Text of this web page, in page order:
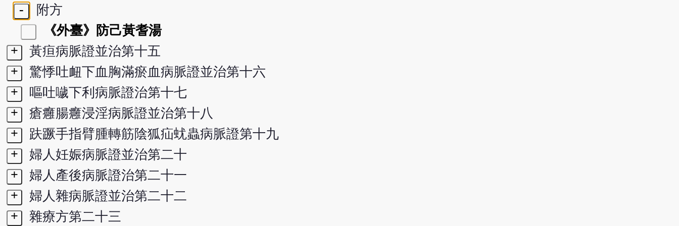
-
附方
《外臺》防己黃耆湯
+
黃疸病脈證並治第十五
+
驚悸吐衄下血胸滿瘀血病脈證並治第十六
+
嘔吐噦下利病脈證治第十七
+
瘡癰腸癰浸淫病脈證並治第十八
+
趺蹶手指臂腫轉筋陰狐疝蚘蟲病脈證第十九
+
婦人妊娠病脈證並治第二十
+
婦人產後病脈證治第二十一
+
婦人雜病脈證並治第二十二
+
雜療方第二十三